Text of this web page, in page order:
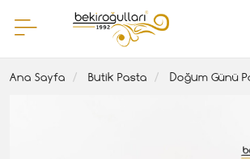
Ana Sayfa Butik Pasta Doğum Günü